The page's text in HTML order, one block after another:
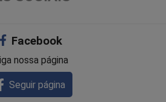
Facebook
nossa página
Seguir página